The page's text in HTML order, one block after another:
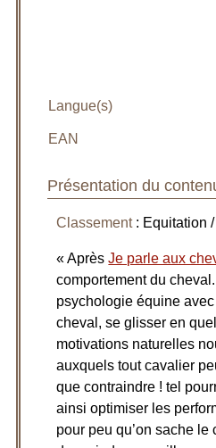
Langue(s)
EAN
Présentation du
Classement: Equitation
« AprèsJe parle aux
comportement du
psychologie équine
cheval, se glisser en
motivations naturelles
auxquels tout cavalier
que contraindre ! tel
ainsi optimiser les
pour peu qu’on sache